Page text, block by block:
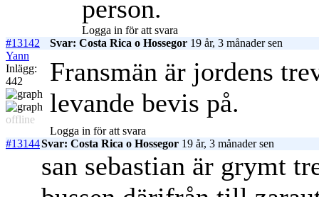
person.
Logga in för att svara
#13142
Svar: Costa Rica o Hossegor 19 år, 3 månader sen
Yann
Inlägg:
442
offline
Fransmän är jordens
levande bevis på.
Logga in för att svara
#13144Svar: Costa Rica o Hossegor 19 år, 3 månader sen
san sebastian är grymt